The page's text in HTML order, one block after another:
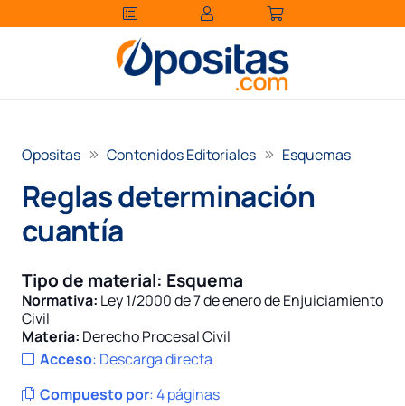
Opositas Contenidos Editoriales Esquemas
Reglas determinación
cuantía
Tipo de material: Esquema
Normativa: Ley 1/2000 de 7 de enero de Enjuiciamiento
Civil
Materia: Derecho Procesal Civil
Acceso: Descarga directa
Compuesto por:4 páginas